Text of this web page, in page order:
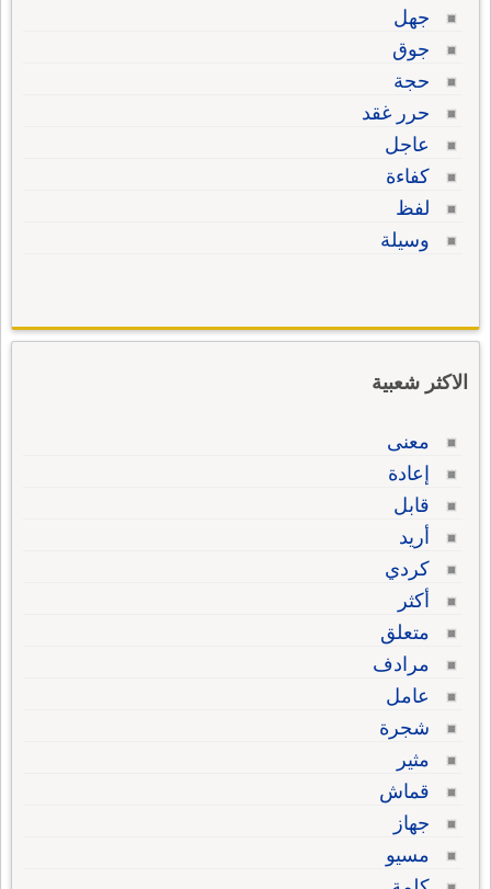
جهل
جوق
حجة
حرر غقد
عاجل
كفاءة
لفظ
وسيلة
الاكثر شعبية
معنى
إعادة
قابل
أريد
كردي
أكثر
متعلق
مرادف
عامل
شجرة
مثير
قماش
جهاز
مسيو